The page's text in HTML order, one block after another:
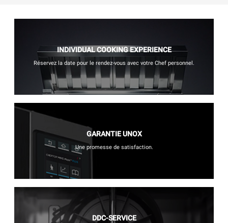
INDIVIDUAL COOKING EXPERIENCE
Réservez la date pour le rendez-vous avec votre Chef personnel.
GARANTIE UNOX
Une promesse de satisfaction.
DDC-SERVICE